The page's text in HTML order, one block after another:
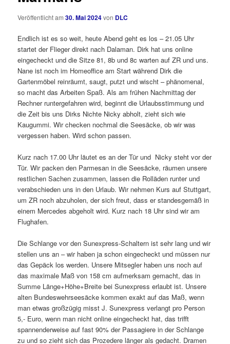
Veröffentlicht am30. Mai 2024von DLC
Endlich ist es so weit, heute Abend geht es los – 21.05 Uhr
startet der Flieger direkt nach Dalaman. Dirk hat uns online
eingecheckt und die Sitze 81, 8b und 8c warten auf ZR und uns.
Nane ist noch im Homeoffice am Start während Dirk die
Gartenmöbel reinräumt, saugt, putzt und wischt – phänomenal,
so macht das Arbeiten Spaß. Als am frühen Nachmittag der
Rechner runtergefahren wird, beginnt die Urlaubsstimmung und
die Zeit bis uns Dirks Nichte Nicky abholt, zieht sich wie
Kaugummi. Wir checken nochmal die Seesäcke, ob wir was
vergessen haben. Wird schon passen.
Kurz nach 17.00 Uhr läutet es an der Tür und Nicky steht vor der
Tür. Wir packen den Parmesan in die Seesäcke, räumen unsere
restlichen Sachen zusammen, lassen die Rolläden runter und
verabschieden uns in den Urlaub. Wir nehmen Kurs auf Stuttgart,
um ZR noch abzuholen, der sich freut, dass er standesgemäß in
einem Mercedes abgeholt wird. Kurz nach 18 Uhr sind wir am
Flughafen.
Die Schlange vor den Sunexpress-Schaltern ist sehr lang und wir
stellen uns an – wir haben ja schon eingecheckt und müssen nur
das Gepäck los werden. Unsere Mitsegler haben uns noch auf
das maximale Maß von 158 cm aufmerksam gemacht, das in
Summe Länge+Höhe+Breite bei Sunexpress erlaubt ist. Unsere
alten Bundeswehrseesäcke kommen exakt auf das Maß, wenn
man etwas großzügig misst J. Sunexpress verlangt pro Person
5,- Euro, wenn man nicht online eingecheckt hat, das trifft
spannenderweise auf fast 90% der Passagiere in der Schlange
zu und so zieht sich das Prozedere länger als gedacht. Dramen